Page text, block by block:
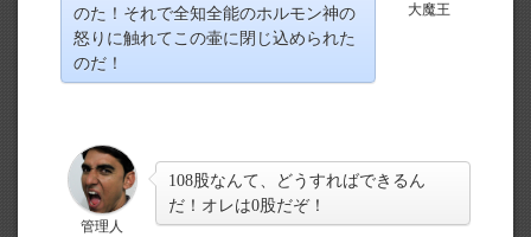
大魔王
のた！それで全知全能のホルモン神の
怒りに触れてこの壷に閉じ込められた
のだ！
管理人
108股なんて、どうすればできるん
だ！オレは0股だぞ！